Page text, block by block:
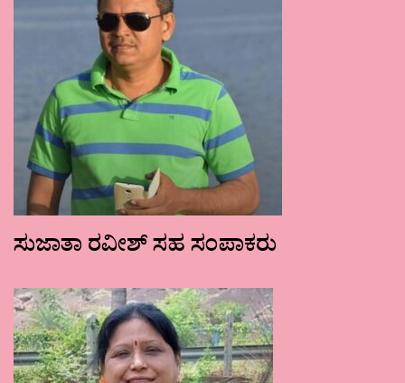
ಸುಜಾತಾ ರವೀಶ್ ಸಹ ಸಂಪಾಕರು